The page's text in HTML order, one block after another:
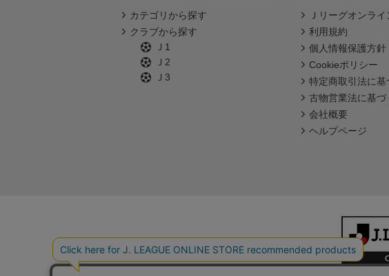
カテゴリから探す
クラブから探す
Ｊ1
Ｊ2
Ｊ3
Ｊリーグオンラ
利用規約
個人情報保護方針
Cookieポリシー
特定商取引法に基
古物営業法に基づ
会社概要
ヘルプページ